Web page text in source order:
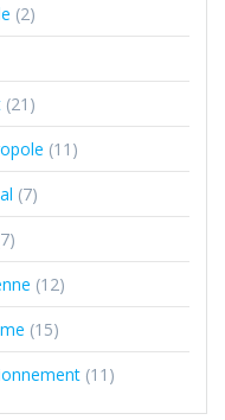
(2)
(21)
(11)
(7)
(12)
(15)
(11)